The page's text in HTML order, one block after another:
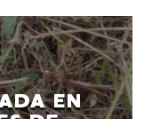
EN